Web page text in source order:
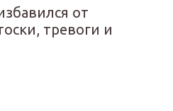
от
тревоги и